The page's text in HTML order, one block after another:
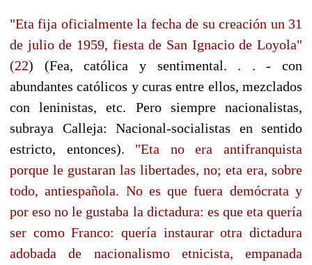
"Eta fija oficialmente la fecha de su creación un 31
de julio de 1959, fiesta de San Ignacio de Loyola"
(22) (Fea, católica y sentimental. . .
- con
abundantes católicos y curas entre ellos, mezclados
con leninistas, etc. Pero siempre nacionalistas,
subraya Calleja: Nacional-socialistas en sentido
estricto, entonces). "Eta no era antifranquista
porque le gustaran las libertades, no; eta era, sobre
todo, antiespañola. No es que fuera demócrata y
por eso no le gustaba la dictadura: es que eta quería
ser como Franco: quería instaurar otra dictadura
adobada de nacionalismo etnicista, empanada